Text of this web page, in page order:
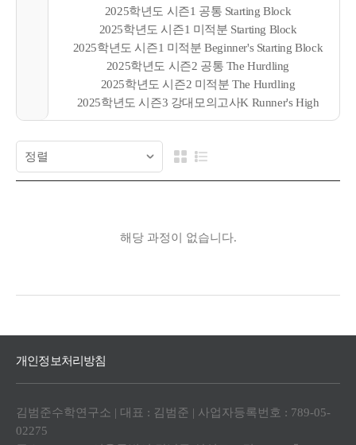
2025학년도 시즌1 공통 Starting Block
2025학년도 시즌1 미적분 Starting Block
2025학년도 시즌1 미적분 Beginner's Starting Block
2025학년도 시즌2 공통 The Hurdling
2025학년도 시즌2 미적분 The Hurdling
2025학년도 시즌3 강대모의고사K Runner's High
해당 과정이 없습니다.
개인정보처리방침
김범준수학연구소 | 대표 : 김범준 | 사업자등록번호 : 789-05-
02275